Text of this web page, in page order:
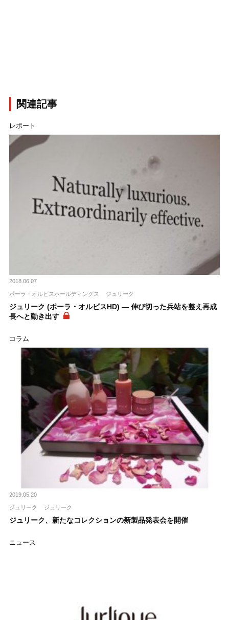
関連記事
レポート
2018.06.07
ポーラ・オルビスホールディングス ジュリーク
ジュリーク (ポーラ・オルビスHD) ― 伸び切った兵站を整え再成
長へと動き出す
コラム
2019.05.20
ジュリーク ジュリーク
ジュリーク、新たなコレクションの新製品発表会を開催
ニュース